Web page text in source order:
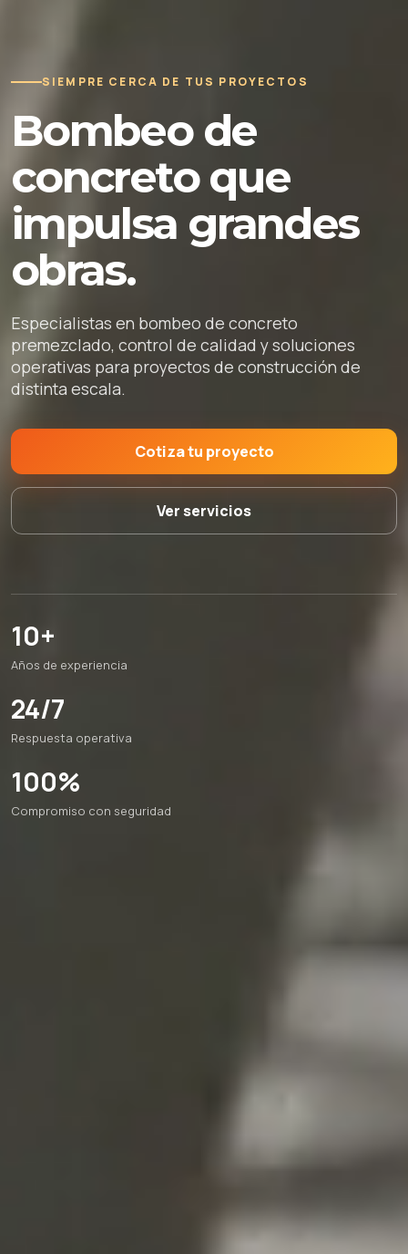
SIEMPRE CERCA DE TUS PROYECTOS
Bombeo de
concreto que
impulsa grandes
obras.
Especialistas en bombeo de concreto
premezclado, control de calidad y soluciones
operativas para proyectos de construcción de
distinta escala.
Cotiza tu proyecto
Ver servicios
10+
Años de experiencia
24/7
Respuesta operativa
100%
Compromiso con seguridad